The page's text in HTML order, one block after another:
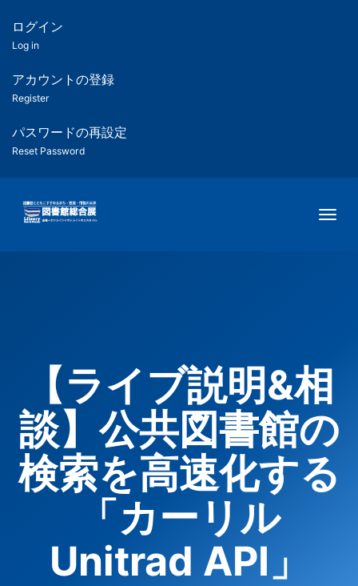
ツ
匿
名
ユ
ー
ー
用
メ
ログイン
Log in
アカウントの登録
Register
パスワードの再設定
Reset Password
【ライブ説明&相
談】公共図書館の
検索を高速化する
「カーリル
Unitrad API」